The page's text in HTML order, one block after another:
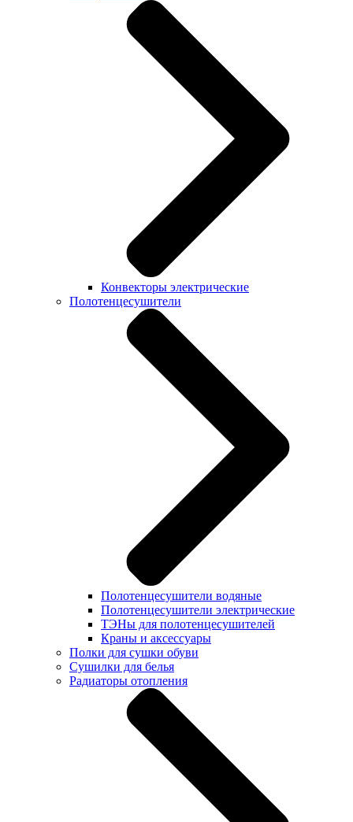
Конвекторы электрические
Полотенцесушители
Полотенцесушители водяные
Полотенцесушители электрические
ТЭНы для полотенцесушителей
Краны и аксессуары
Полки для сушки обуви
Сушилки для белья
Радиаторы отопления